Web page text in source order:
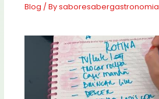
Blog / Bysaboresabergastronomia